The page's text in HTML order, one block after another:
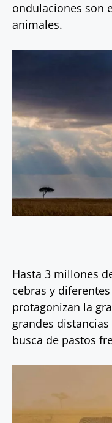
ondulaciones son
animales.
Hasta 3 millones
cebras y
protagonizan la
grandes
busca de pastos